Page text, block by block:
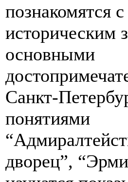
познакомятся с
историческим
основными
Санкт-
понятиями
дворец”,